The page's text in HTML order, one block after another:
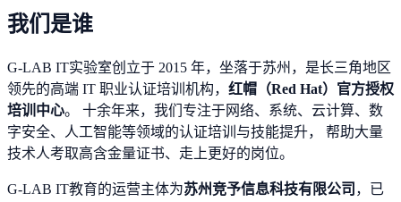
我们是谁
G-LAB IT实验室创立于 2015 年，坐落于苏州，是长三角地区
领先的高端 IT 职业认证培训机构， 红帽（Red Hat）官方授权
培训中心。 十余年来，我们专注于网络、系统、云计算、数
字安全、人工智能等领域的认证培训与技能提升， 帮助大量
技术人考取高含金量证书、走上更好的岗位。
G-LAB IT教育的运营主体为苏州竞予信息科技有限公司 ，已